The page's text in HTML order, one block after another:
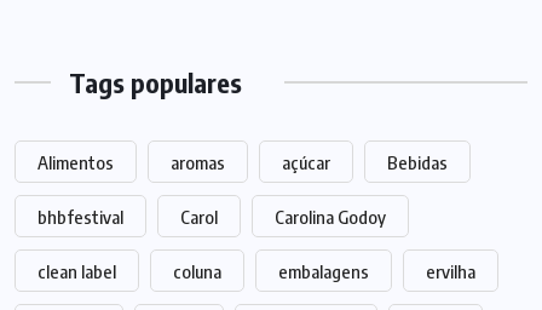
Tags populares
Alimentos aromas açúcar Bebidas
bhbfestival Carol Carolina Godoy
clean label coluna embalagens ervilha